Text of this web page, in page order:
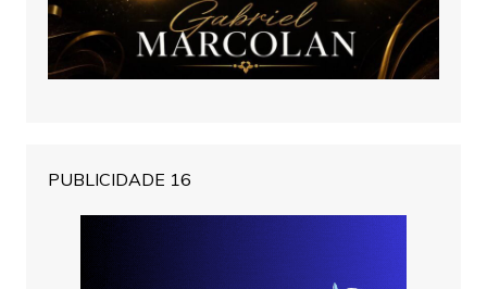
PUBLICIDADE 16